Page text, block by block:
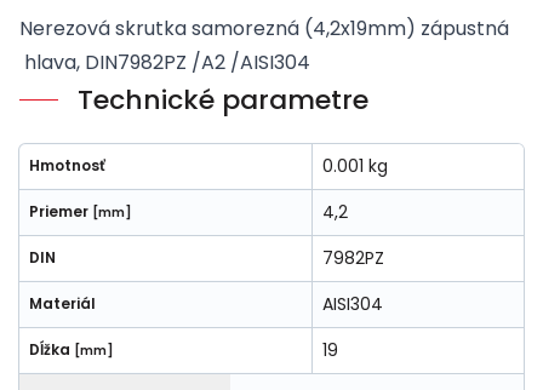
Nerezová skrutka samorezná (4,2x19mm) zápustná
hlava, DIN7982PZ /A2 /AISI304
Technické parametre
Hmotnosť 0.001 kg
Priemer [mm] 4,2
DIN 7982PZ
Materiál AISI304
Dĺžka [mm] 19